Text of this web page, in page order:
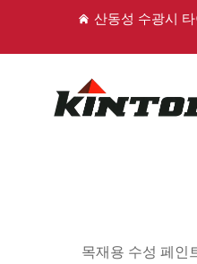
산동성 수광시
목재용 수성 페인